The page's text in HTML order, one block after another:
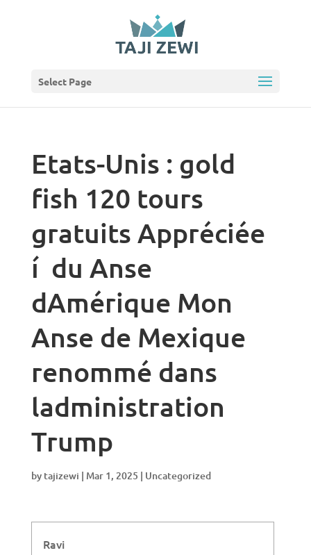
Select Page
Etats-Unis : gold
fish 120 tours
gratuits Appréciée
í du Anse
dAmérique Mon
Anse de Mexique
renommé dans
ladministration
Trump
by tajizewi | Mar 1, 2025 | Uncategorized
Ravi